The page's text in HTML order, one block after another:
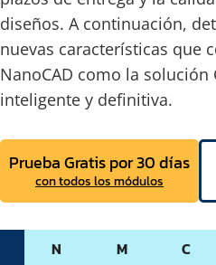
diseños. A continuación,
nuevas características que
NanoCAD como la solución
inteligente y definitiva.
Prueba Gratis por 30 días
con todos los módulos
N
M
C